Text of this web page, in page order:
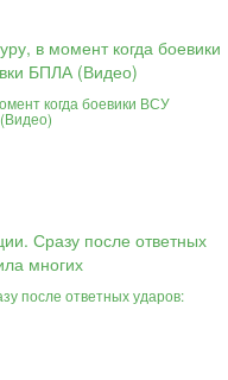
когда боевики ВСУ
после ответных ударов: